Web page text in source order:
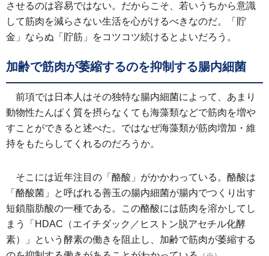
させるのは容易ではない。だからこそ、若いうちから意識
して筋肉を減らさない生活を心がけるべきなのだ。「貯
金」ならぬ「貯筋」をコツコツ続けるとよいだろう。
加齢で筋肉が萎縮するのを抑制する腸内細菌
前項では日本人はその独特な腸内細菌によって、あまり
動物性たんぱく質を摂らなくても海藻類などで筋肉を増や
すことができると述べた。ではなぜ海藻類が筋肉増加・維
持をもたらしてくれるのだろうか。
そこには近年注目の「酪酸」がかかわっている。酪酸は
「酪酸菌」と呼ばれる善玉の腸内細菌が腸内でつくり出す
短鎖脂肪酸の一種である。この酪酸には筋肉を溶かしてし
まう「HDAC（エイチダック／ヒストン脱アセチル化酵
素）」という酵素の働きを阻止し、加齢で筋肉が萎縮する